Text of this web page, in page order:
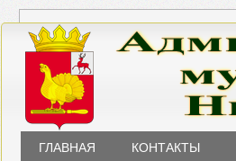
ГЛАВНАЯ КОНТАКТЫ